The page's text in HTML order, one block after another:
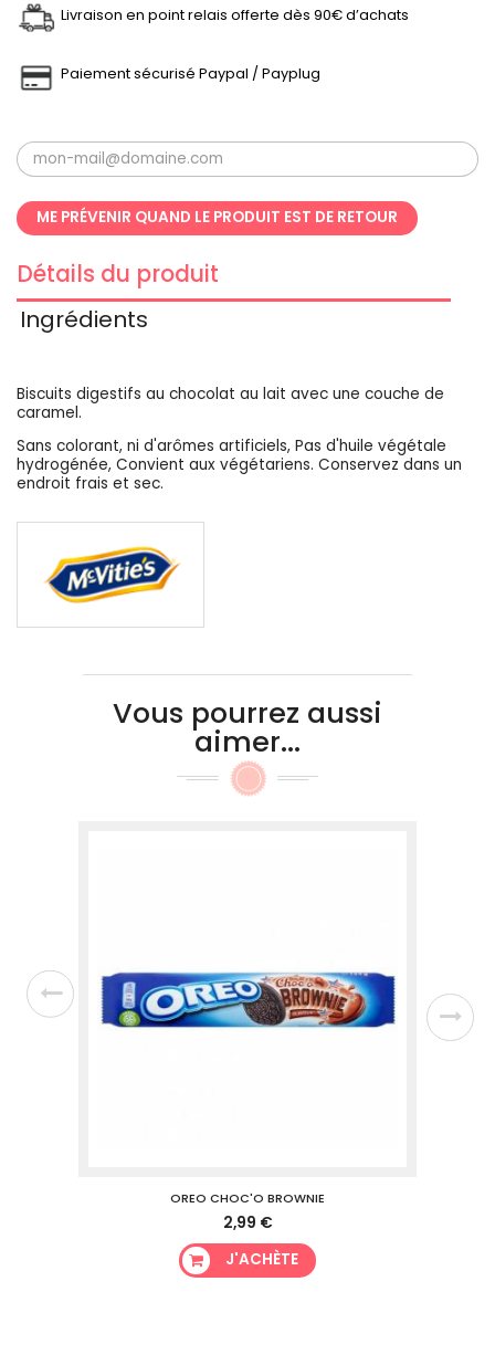
Livraison en point relais offerte dès 90€ d’achats
Paiement sécurisé Paypal / Payplug
ME PRÉVENIR QUAND LE PRODUIT EST DE RETOUR
Détails du produit
Ingrédients
Biscuits digestifs au chocolat au lait avec une couche de
caramel.
Sans colorant, ni d'arômes artificiels, Pas d'huile végétale
hydrogénée, Convient aux végétariens. Conservez dans un
endroit frais et sec.
Vous pourrez aussi
aimer...
OREO CHOC'O BROWNIE
2,99 €
J'ACHÈTE